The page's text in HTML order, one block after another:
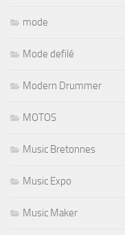
mode
Mode defilé
Modern Drummer
MOTOS
Music Bretonnes
Music Expo
Music Maker